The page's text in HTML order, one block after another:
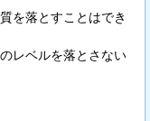
を落とすことはでき
レベルを落とさない